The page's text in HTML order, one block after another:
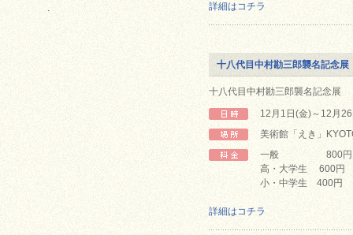
詳細はコチラ
十八代目中村勘三郎襲名記念展
十八代目中村勘三郎襲名記念展
12月1日(金)～12月
美術館「えき」
一般 800円
高・大学生 600円
小・中学生 400円
詳細はコチラ
.